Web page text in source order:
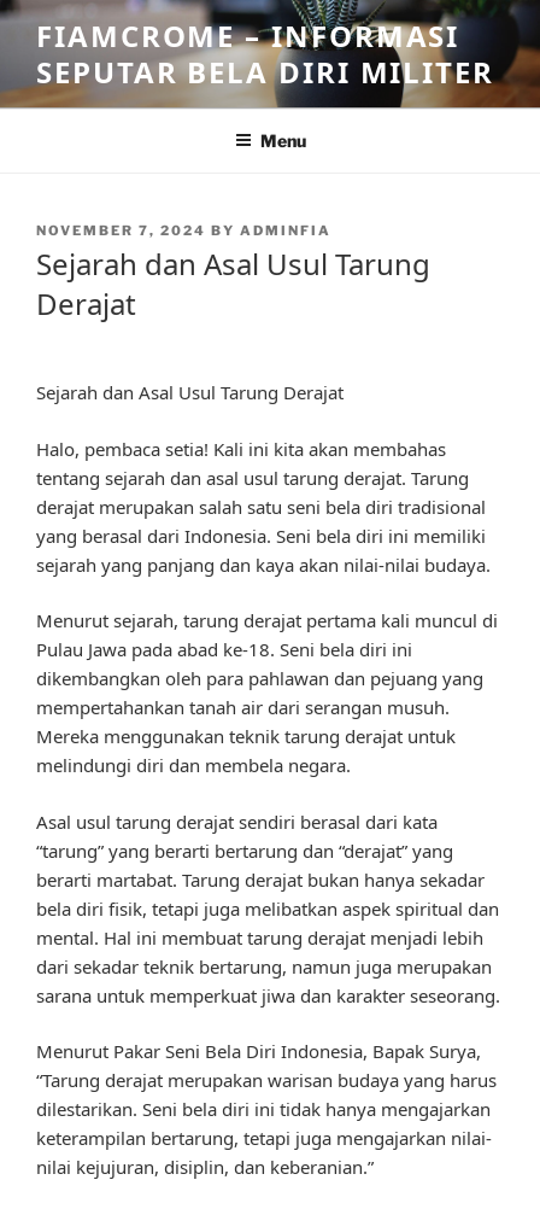
Skip
content
FIAMCROME – INFORMASI
SEPUTAR BELA DIRI MILITER
Menu
POSTED
NOVEMBER 7, 2024 BY ADMINFIA
Sejarah dan Asal Usul Tarung
Derajat
Sejarah dan Asal Usul Tarung Derajat
Halo, pembaca setia! Kali ini kita akan membahas
tentang sejarah dan asal usul tarung derajat. Tarung
derajat merupakan salah satu seni bela diri tradisional
yang berasal dari Indonesia. Seni bela diri ini memiliki
sejarah yang panjang dan kaya akan nilai-nilai budaya.
Menurut sejarah, tarung derajat pertama kali muncul di
Pulau Jawa pada abad ke-18. Seni bela diri ini
dikembangkan oleh para pahlawan dan pejuang yang
mempertahankan tanah air dari serangan musuh.
Mereka menggunakan teknik tarung derajat untuk
melindungi diri dan membela negara.
Asal usul tarung derajat sendiri berasal dari kata
“tarung” yang berarti bertarung dan “derajat” yang
berarti martabat. Tarung derajat bukan hanya sekadar
bela diri fisik, tetapi juga melibatkan aspek spiritual dan
mental. Hal ini membuat tarung derajat menjadi lebih
dari sekadar teknik bertarung, namun juga merupakan
sarana untuk memperkuat jiwa dan karakter seseorang.
Menurut Pakar Seni Bela Diri Indonesia, Bapak Surya,
“Tarung derajat merupakan warisan budaya yang harus
dilestarikan. Seni bela diri ini tidak hanya mengajarkan
keterampilan bertarung, tetapi juga mengajarkan nilai-
nilai kejujuran, disiplin, dan keberanian.”